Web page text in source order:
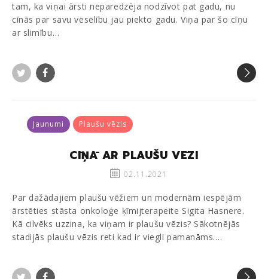
tam, ka viņai ārsti neparedzēja nodzīvot pat gadu, nu
cīnās par savu veselību jau piekto gadu. Viņa par šo cīņu
ar slimību…
CĪŅĀ AR PLAUŠU VĒZI
02.11.2021
Jaunumi Plaušu vēzis
Par dažādajiem plaušu vēžiem un modernām iespējām
ārstēties stāsta onkoloģe ķīmijterapeite Sigita Hasnere.
Kā cilvēks uzzina, ka viņam ir plaušu vēzis? Sākotnējās
stadijās plaušu vēzis reti kad ir viegli pamanāms.…